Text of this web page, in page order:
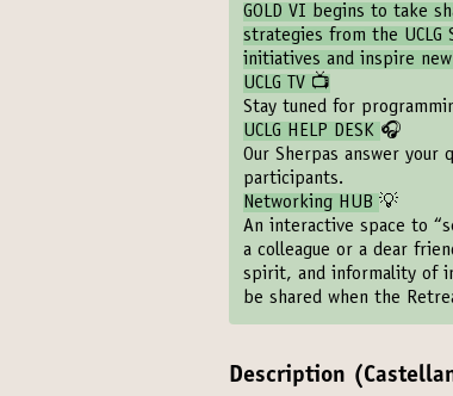
GOLD VI begins to take
strategies from the
initiatives and inspire new
UCLG TV 📺
Stay tuned for
UCLG HELP DESK 🎧
Our Sherpas answer
participants.
Networking HUB 💡
An interactive space to
a colleague or a dear
spirit, and informality of
be shared when the
Description